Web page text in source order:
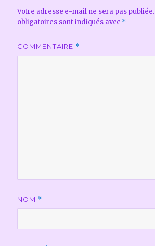
Votre adresse e-mail ne sera pas publiée.
obligatoires sont indiqués avec *
COMMENTAIRE *
NOM *